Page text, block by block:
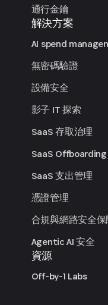
通行金鑰
解決方案
AI spend
無密碼驗證
設備安全
影子 IT 探索
SaaS 存取治理
SaaS Offboarding
SaaS 支出管理
憑證管理
合規與網路安全保
Agentic AI 安全
資源
Off-by-1 Labs